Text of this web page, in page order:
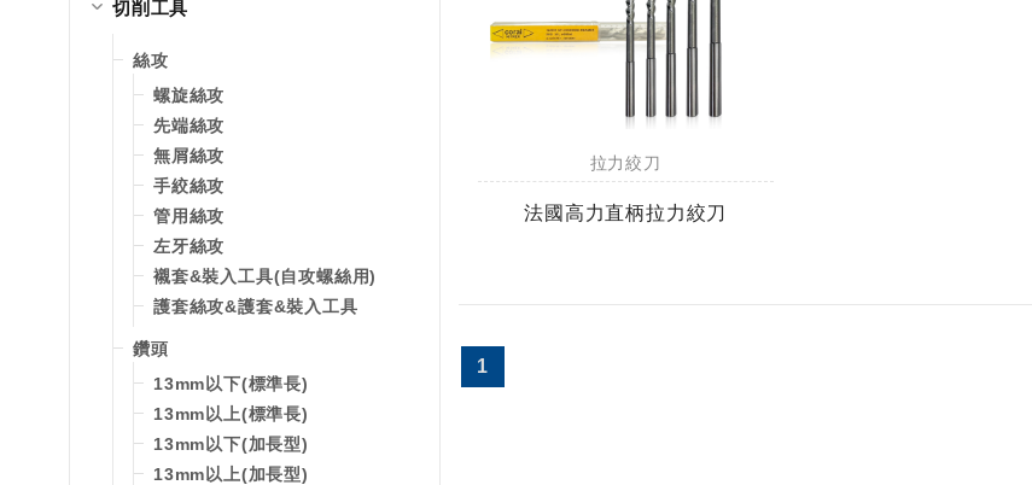
切削工具
絲攻
螺旋絲攻
先端絲攻
無屑絲攻
手絞絲攻
管用絲攻
左牙絲攻
襯套&裝入工具(自攻螺絲用)
護套絲攻&護套&裝入工具
鑽頭
13mm以下(標準長)
13mm以上(標準長)
13mm以下(加長型)
13mm以上(加長型)
拉力絞刀
法國高力直柄拉力絞刀
1